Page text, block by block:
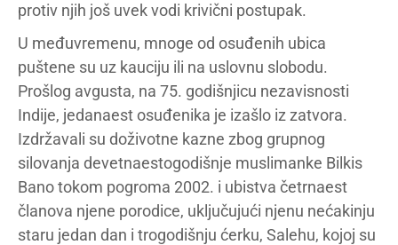
protiv njih još uvek vodi krivični postupak.
U međuvremenu, mnoge od osuđenih ubica
puštene su uz kauciju ili na uslovnu slobodu.
Prošlog avgusta, na 75. godišnjicu nezavisnosti
Indije, jedanaest osuđenika je izašlo iz zatvora.
Izdržavali su doživotne kazne zbog grupnog
silovanja devetnaestogodišnje muslimanke Bilkis
Bano tokom pogroma 2002. i ubistva četrnaest
članova njene porodice, uključujući njenu nećakinju
staru jedan dan i trogodišnju ćerku, Salehu, kojoj su